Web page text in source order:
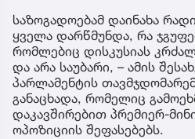
წინასწარმეტყველება
საზოგადოებამ დაინახა
ყველა დარწმუნდა, რა
რომლებიც დისკუსიას
და არა საუბარი, – ამის
პარლამენტის
განაცხადა, რომელიც
დაკავშირებით პრემიერ-
ოპოზიციის შეფასებებს.